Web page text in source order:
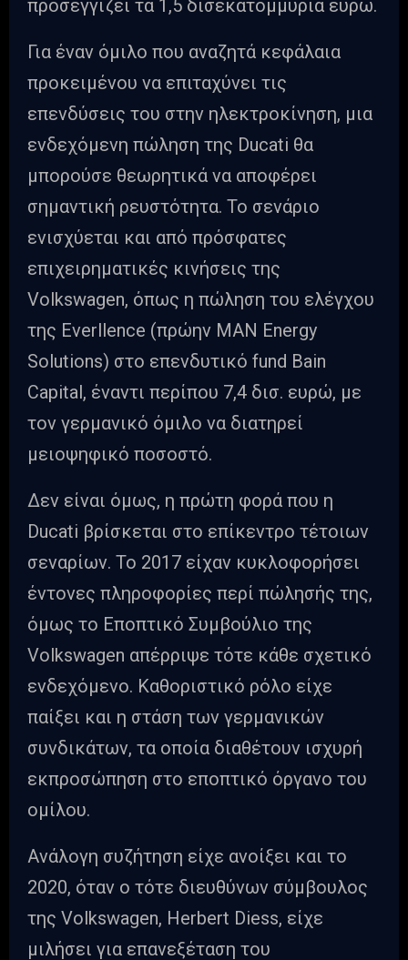
προσεγγίζει τα 1,5 δισεκατομμύρια ευρώ.
Για έναν όμιλο που αναζητά κεφάλαια
προκειμένου να επιταχύνει τις
επενδύσεις του στην ηλεκτροκίνηση, μια
ενδεχόμενη πώληση της Ducati θα
μπορούσε θεωρητικά να αποφέρει
σημαντική ρευστότητα. Το σενάριο
ενισχύεται και από πρόσφατες
επιχειρηματικές κινήσεις της
Volkswagen, όπως η πώληση του ελέγχου
της Everllence (πρώην MAN Energy
Solutions) στο επενδυτικό fund Bain
Capital, έναντι περίπου 7,4 δισ. ευρώ, με
τον γερμανικό όμιλο να διατηρεί
μειοψηφικό ποσοστό.
Δεν είναι όμως, η πρώτη φορά που η
Ducati βρίσκεται στο επίκεντρο τέτοιων
σεναρίων. Το 2017 είχαν κυκλοφορήσει
έντονες πληροφορίες περί πώλησής της,
όμως το Εποπτικό Συμβούλιο της
Volkswagen απέρριψε τότε κάθε σχετικό
ενδεχόμενο. Καθοριστικό ρόλο είχε
παίξει και η στάση των γερμανικών
συνδικάτων, τα οποία διαθέτουν ισχυρή
εκπροσώπηση στο εποπτικό όργανο του
ομίλου.
Ανάλογη συζήτηση είχε ανοίξει και το
2020, όταν ο τότε διευθύνων σύμβουλος
της Volkswagen, Herbert Diess, είχε
μιλήσει για επανεξέταση του